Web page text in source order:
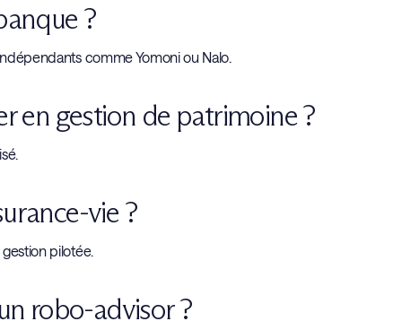
?
comme Yomoni ou Nalo.
en gestion de patrimoine ?
vie ?
pilotée.
robo-advisor ?